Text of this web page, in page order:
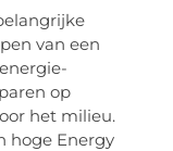
van een
op
het milieu.
hoge Energy